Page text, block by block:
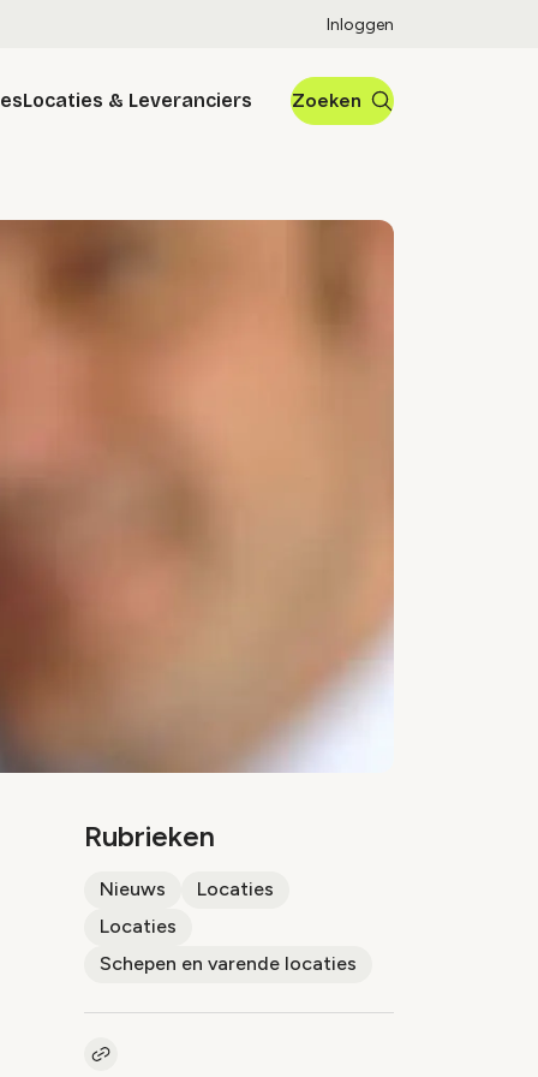
Inloggen
Locaties & Leveranciers Zoeken
Rubrieken
Nieuws
Locaties
Locaties
Schepen en varende locaties
Kopieer link naar artikel